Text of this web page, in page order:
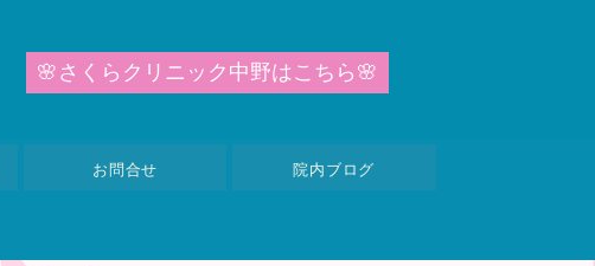
🌸 さ く ら ク リ ニ ッ ク 中野は こ ち ら 🌸
お問合せ 院内ブログ